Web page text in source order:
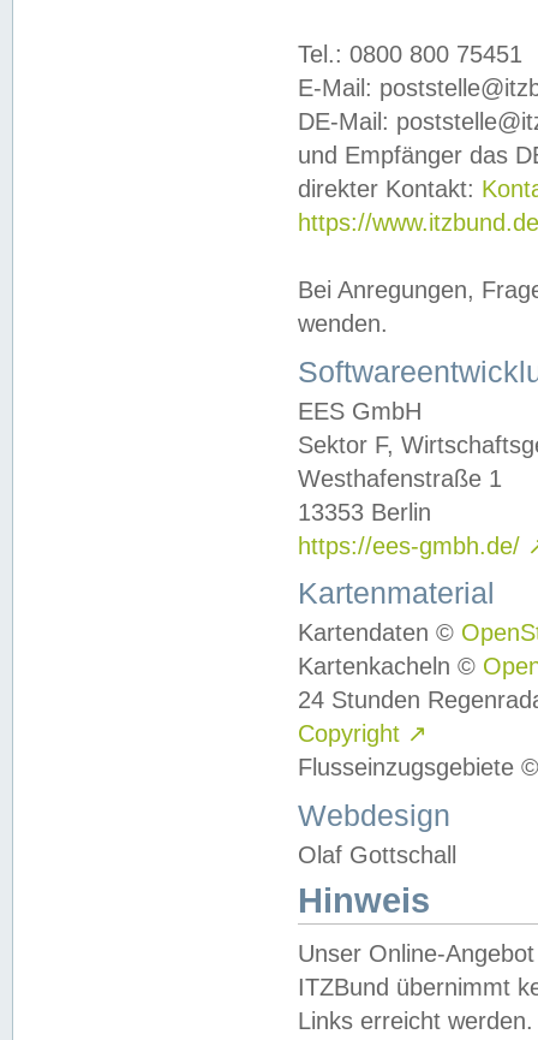
Tel.: 0800 800 75451
E-Mail:
DE-Mail:
und Empfänger das
direkter Kontakt:
https://
Bei Anregungen,
wenden.
EES GmbH
Sektor F,
Westhafenstraße 1
13353 Berlin
https://ees-gmbh.de/
Kartenmaterial
Kartendaten ©
Kartenkacheln ©
24 Stunden
Copyright ↗
Flusseinzugsgebiete
Webdesign
Olaf Gottschall
Hinweis
Unser Online-
ITZBund übernimmt
Links erreicht